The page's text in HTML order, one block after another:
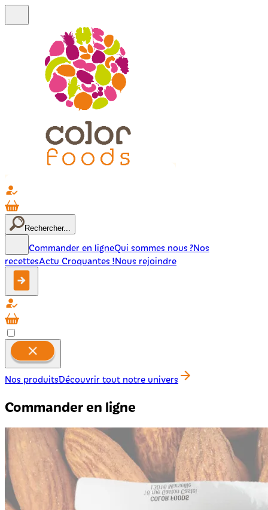
Rechercher...
Commander en ligneQui sommes nous ?Nos
recettesActu Croquantes !Nous rejoindre
Nos produitsDécouvrir tout notre univers
Commander en ligne